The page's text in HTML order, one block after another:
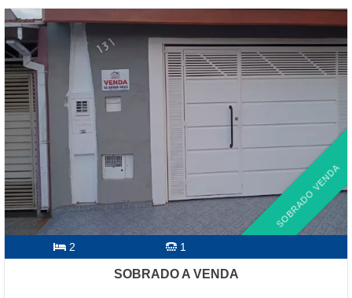
SOBRADO VENDA
2 1
SOBRADO A VENDA